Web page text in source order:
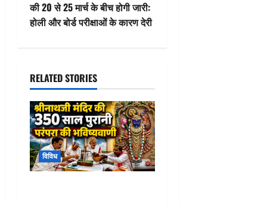
n
v
i
g
a
t
की 20 से 25 मार्च के बीच होगी जारी:
होली और बोर्ड परीक्षाओं के कारण देरी
RELATED STORIES
विविध